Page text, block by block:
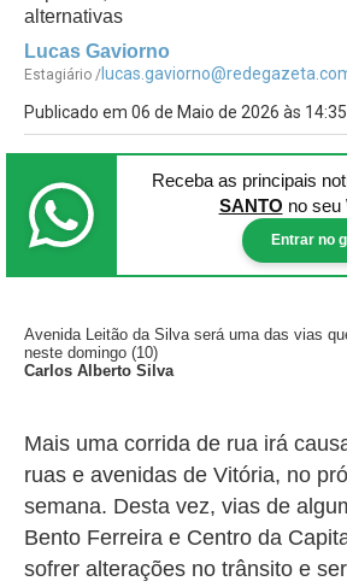
alternativas
Lucas Gaviorno
Estagiário /
Publicado em 06 de Maio de 2026 às 14:35
Receba as principais
SANTO no seu
Entrar no
Avenida Leitão da Silva será uma das vias
neste domingo (10)
Carlos Alberto Silva
Mais uma corrida de rua irá
ruas e avenidas de Vitória, no
semana. Desta vez, vias de
Bento Ferreira e Centro da
sofrer alterações no trânsito e